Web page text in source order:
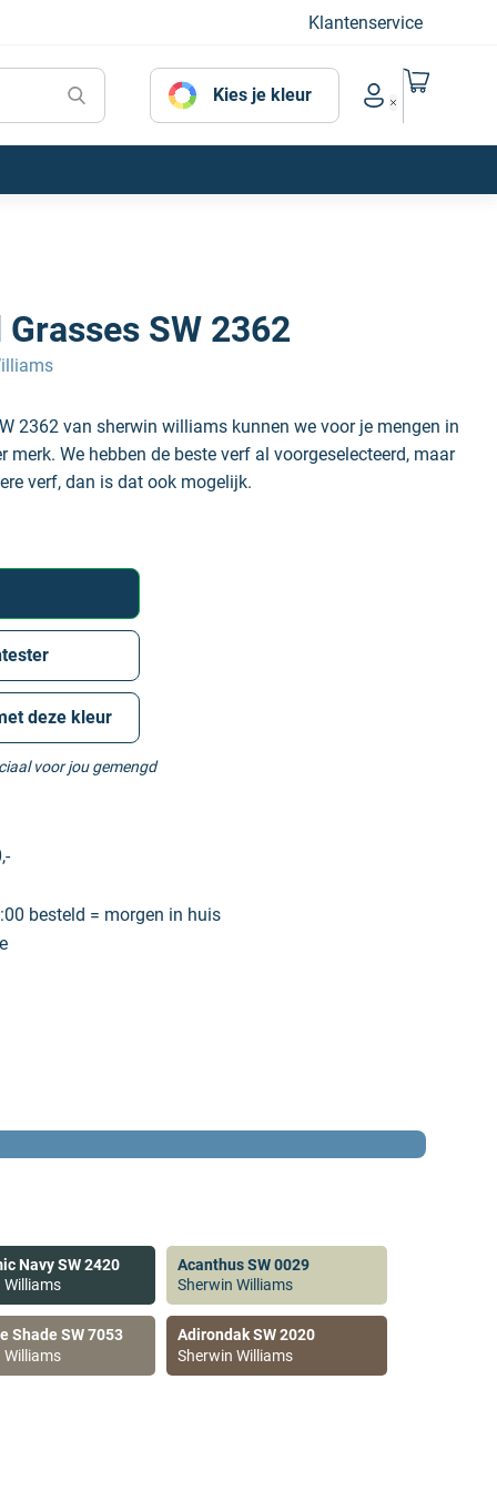
Klantenservice
Kies je kleur
Account menu
Naar mijn
Grasses SW 2362
2362 van sherwin williams kunnen we voor je mengen in
merk. We hebben de beste verf al voorgeselecteerd, maar
verf, dan is dat ook mogelijk.
deze kleur
voor jou gemengd
besteld = morgen in huis
Navy SW 2420
Williams
Acanthus SW 0029
Sherwin Williams
Shade SW 7053
Williams
Adirondak SW 2020
Sherwin Williams